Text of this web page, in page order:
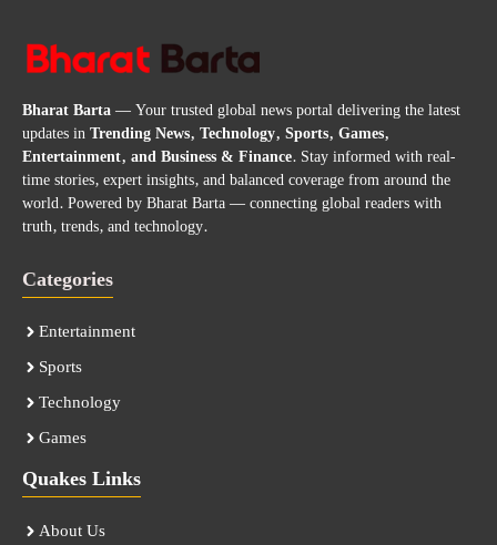
Bharat Barta— Your trusted global news portal delivering the latest
updates inTrending News, Technology, Sports, Games,
Entertainment, and Business & Finance. Stay informed with real-
time stories, expert insights, and balanced coverage from around the
world. Powered by Bharat Barta — connecting global readers with
truth, trends, and technology.
Categories
Entertainment
Sports
Technology
Games
Quakes Links
About Us